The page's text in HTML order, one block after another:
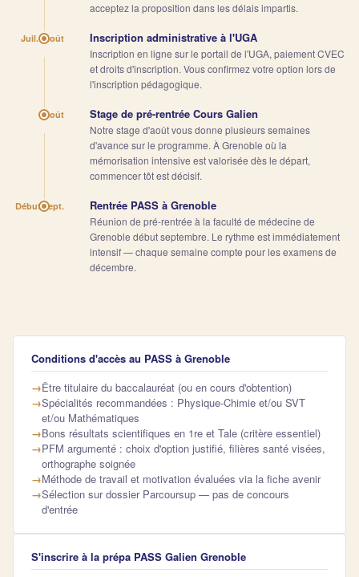
acceptez la proposition dans les délais impartis.
Juil.–Août Inscription administrative à l'UGA
Inscription en ligne sur le portail de l'UGA, paiement CVEC
et droits d'inscription. Vous confirmez votre option lors de
l'inscription pédagogique.
Août Stage de pré-rentrée Cours Galien
Notre stage d'août vous donne plusieurs semaines
d'avance sur le programme. À Grenoble où la
mémorisation intensive est valorisée dès le départ,
commencer tôt est décisif.
Début sept. Rentrée PASS à Grenoble
Réunion de pré-rentrée à la faculté de médecine de
Grenoble début septembre. Le rythme est immédiatement
intensif — chaque semaine compte pour les examens de
décembre.
Conditions d'accès au PASS à Grenoble
Être titulaire du baccalauréat (ou en cours d'obtention)
Spécialités recommandées : Physique-Chimie et/ou SVT
et/ou Mathématiques
Bons résultats scientifiques en 1re et Tale (critère essentiel)
PFM argumenté : choix d'option justifié, filières santé visées,
orthographe soignée
Méthode de travail et motivation évaluées via la fiche avenir
Sélection sur dossier Parcoursup — pas de concours
d'entrée
S'inscrire à la prépa PASS Galien Grenoble